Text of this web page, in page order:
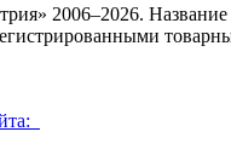
2006–2026. Название